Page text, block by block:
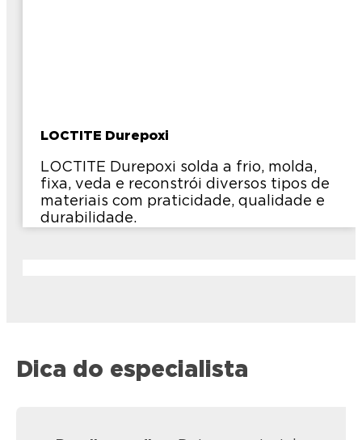
LOCTITE Durepoxi
LOCTITE Durepoxi solda a frio, molda,
fixa, veda e reconstrói diversos tipos de
materiais com praticidade, qualidade e
durabilidade.
Dica do especialista